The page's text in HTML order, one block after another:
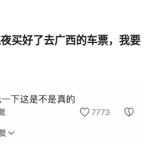
买好了去广西的车票，我要